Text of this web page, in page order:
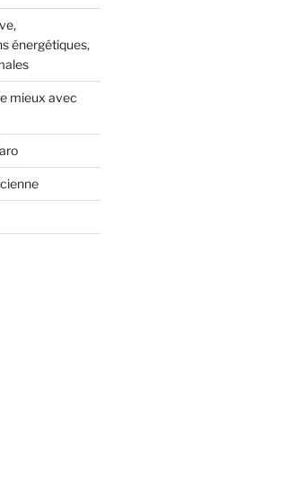
énergétiques,
mieux avec